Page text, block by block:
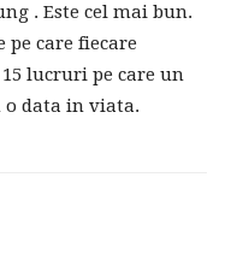
. Este cel mai bun.
pe care fiecare
lucruri pe care un
o data in viata.